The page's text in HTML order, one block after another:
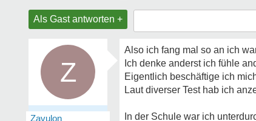
Als Gast antworten +
Z
Zavulon
Also ich fang mal so an ich
Ich denke anderst ich fühle
Eigentlich beschäftige ich
Laut diverser Test hab ich
In der Schule war ich